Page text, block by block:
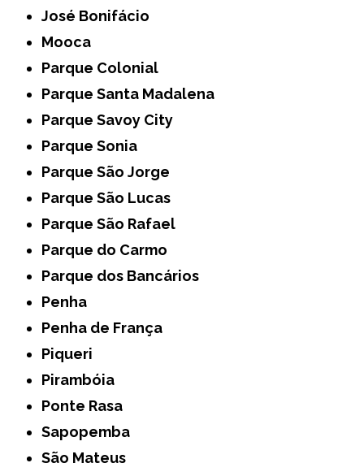
José Bonifácio
Mooca
Parque Colonial
Parque Santa Madalena
Parque Savoy City
Parque Sonia
Parque São Jorge
Parque São Lucas
Parque São Rafael
Parque do Carmo
Parque dos Bancários
Penha
Penha de França
Piqueri
Pirambóia
Ponte Rasa
Sapopemba
São Mateus